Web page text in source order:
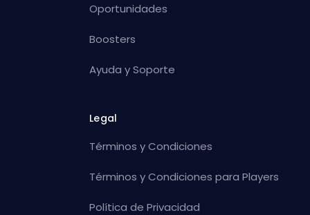
Oportunidades
Boosters
Ayuda y Soporte
Legal
Términos y Condiciones
Términos y Condiciones para Players
Política de Privacidad